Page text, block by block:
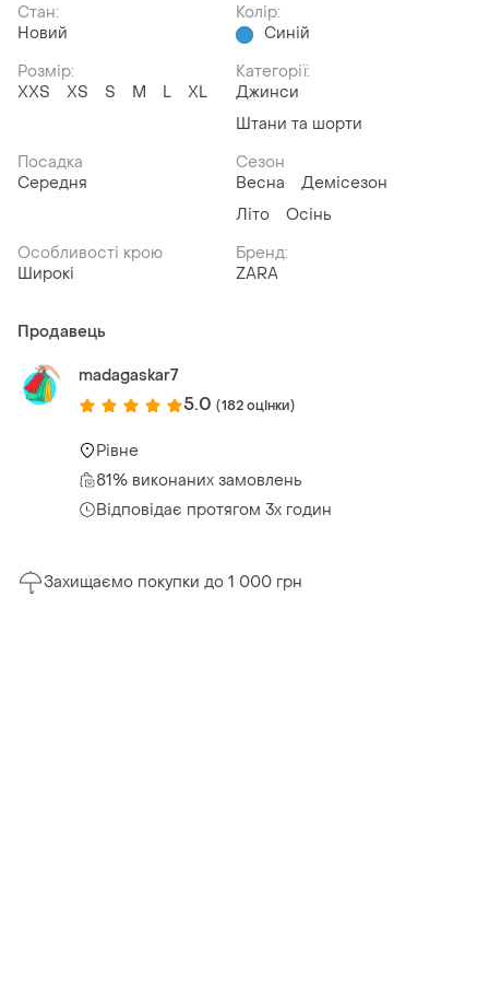
Стан:
Новий
Колір:
Синій
Розмір:
XХS
XS S M L XL
Категорії:
Джинси
Штани та шорти
Посадка
Середня
Сезон
Весна
Демісезон
Літо
Осінь
Особливості крою
Широкі
Бренд:
ZARA
Продавець
madagaskar7
5.0 (182 оцінки)
Рівне
81% виконаних замовлень
Відповідає протягом 3х годин
Захищаємо покупки до 1 000 грн